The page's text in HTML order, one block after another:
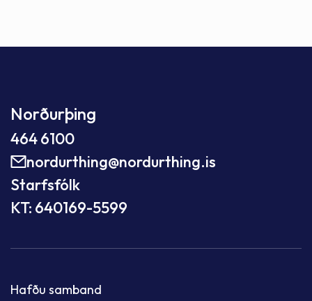
Norðurþing
464 6100
nordurthing@nordurthing.is
Starfsfólk
KT: 640169-5599
Hafðu samband